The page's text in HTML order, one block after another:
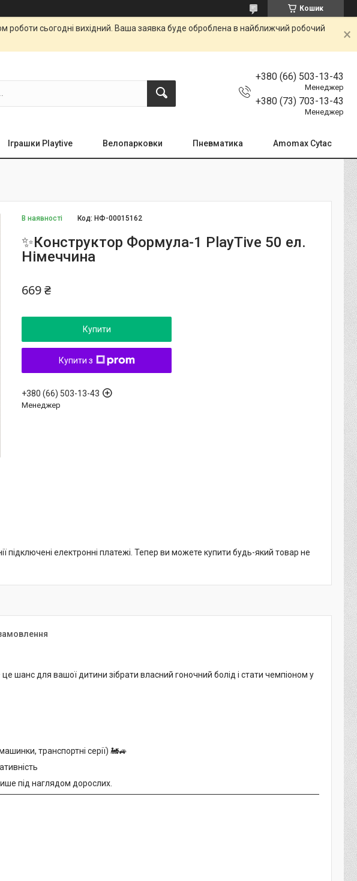
Кошик
роботи сьогодні вихідний. Ваша заявка буде оброблена в найближчий робочий
+380 (66) 503-13-43
Менеджер
+380 (73) 703-13-43
Менеджер
Іграшки Playtive Велопарковки Пневматика Amomax Cytac
В наявності Код:НФ-00015162
✨Конструктор Формула-1 PlayTive 50 ел.
Німеччина
669 ₴
Купити
Купити з
+380 (66) 503-13-43
Менеджер
підключені електронні платежі. Тепер ви можете купити будь-який товар не
шанс для вашої дитини зібрати власний гоночний болід і стати чемпіоном у
транспортні серії) 🚂🚙
під наглядом дорослих.